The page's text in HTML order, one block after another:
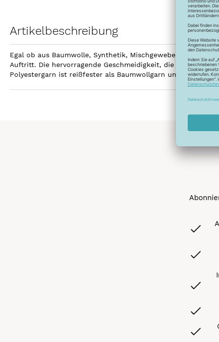
Artikelbeschreibung
Egal ob aus Baumwolle, Synthetik, Mischgewebe, Leinen
Auftritt. Die hervorragende Geschmeidigkeit, die hohe
Polyestergarn ist reißfester als Baumwollgarn und kann